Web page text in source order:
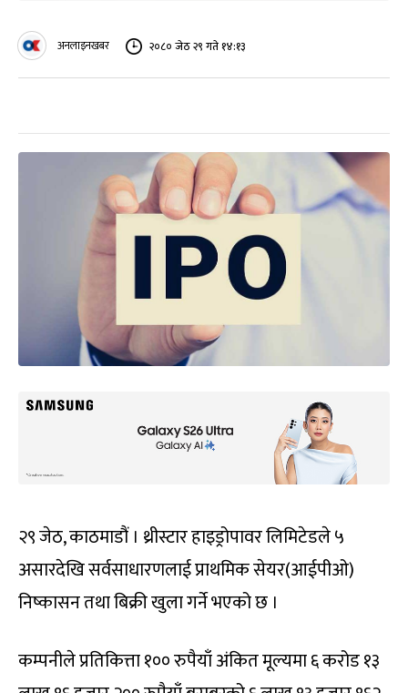
अनलाइनखबर २०८० जेठ २९ गते १४:१३
२९ जेठ, काठमाडौं । थ्रीस्टार हाइड्रोपावर लिमिटेडले ५
असारदेखि सर्वसाधारणलाई प्राथमिक सेयर(आईपीओ)
निष्कासन तथा बिक्री खुला गर्ने भएको छ ।
कम्पनीले प्रतिकित्ता १०० रुपैयाँ अंकित मूल्यमा ६ करोड १३